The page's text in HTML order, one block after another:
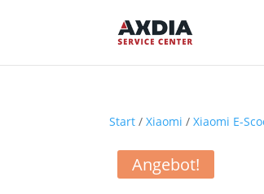
Start /Xiaomi /Xiaomi E-
Angebot!